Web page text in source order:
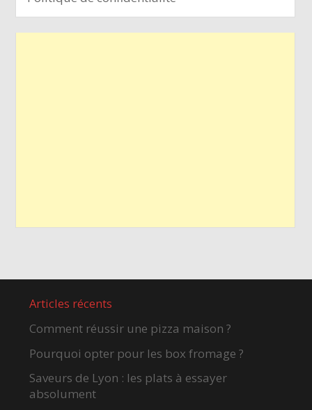
Articles récents
Comment réussir une pizza maison ?
Pourquoi opter pour les box fromage ?
Saveurs de Lyon : les plats à essayer
absolument